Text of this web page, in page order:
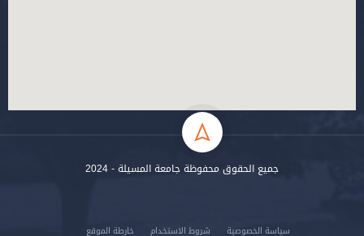
جميع الحقوق محفوظة جامعة المسيلة - 2024
سياسة الخصوصية شروط الاستخدام خارطة الموقع